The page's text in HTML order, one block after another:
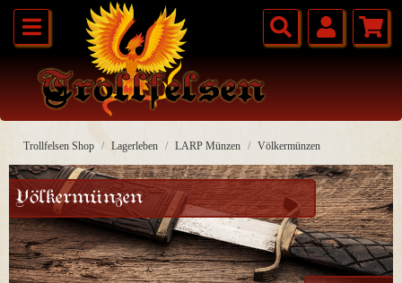
Trollfelsen Shop Lagerleben LARP Münzen Völkermünzen
Völkermünzen